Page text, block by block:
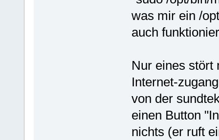
was mir ein /
auch
Nur eines stört
Internet-
von der
einen Button
nichts (er ruft